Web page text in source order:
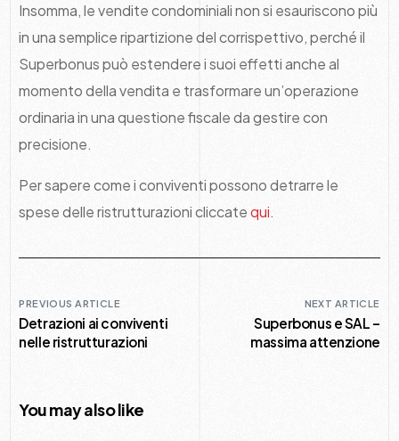
Insomma, le vendite condominiali non si esauriscono più
in una semplice ripartizione del corrispettivo, perché il
Superbonus può estendere i suoi effetti anche al
momento della vendita e trasformare un’operazione
ordinaria in una questione fiscale da gestire con
precisione.
Per sapere come i conviventi possono detrarre le
spese delle ristrutturazioni cliccatequi.
PREVIOUS ARTICLE
Detrazioni ai conviventi
nelle ristrutturazioni
NEXT ARTICLE
Superbonus e SAL –
massima attenzione
You may also like